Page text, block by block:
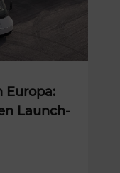
Europa:
Launch-